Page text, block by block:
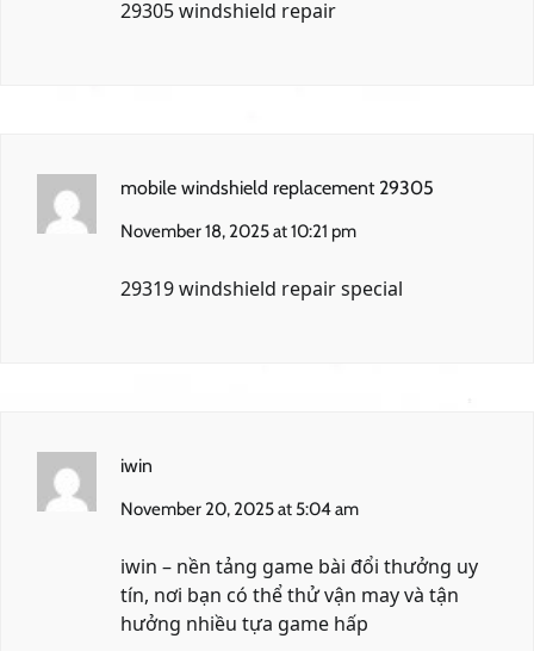
29305 windshield repair
mobile windshield replacement 29305
November 18, 2025 at 10:21 pm
29319 windshield repair special
iwin
November 20, 2025 at 5:04 am
iwin – nền tảng game bài đổi thưởng uy
tín, nơi bạn có thể thử vận may và tận
hưởng nhiều tựa game hấp